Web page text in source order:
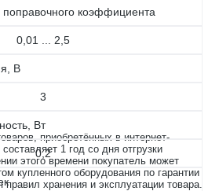
поправочного коэффициента
0,01 ... 2,5
В
3
Вт
0,2
приобретённых в интернет-
1 год со дня отгрузки
этого времени покупатель может
купленного оборудования по гарантии
хранения и эксплуатации товара.